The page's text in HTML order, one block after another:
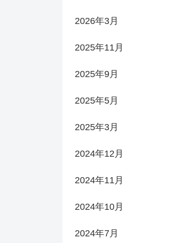
2026年3月
2025年11月
2025年9月
2025年5月
2025年3月
2024年12月
2024年11月
2024年10月
2024年7月